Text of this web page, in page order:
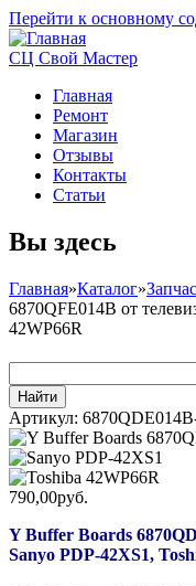
Перейти к основному
СЦ Свой Мастер
Главная
Ремонт
Магазин
Отзывы
Контакты
Статьи
Вы здесь
Главная»Каталог»
6870QFE014B от
42WP66R
Артикул:
790,00руб.
Y Buffer Boards
Sanyo PDP-42XS1,